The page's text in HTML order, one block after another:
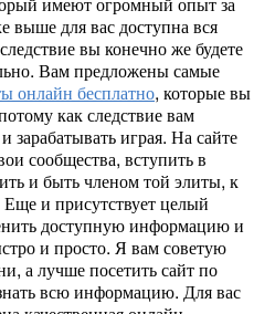
выше для вас доступна вся
вы конечно же будете
Вам предложены самые
онлайн бесплатно, которые вы
как следствие вам
зарабатывать играя. На сайте
сообщества, вступить в
и быть членом той элиты, к
и присутствует целый
доступную информацию и
и просто. Я вам советую
а лучше посетить сайт по
всю информацию. Для вас